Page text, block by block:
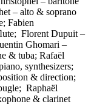
– alto & soprano
Fabien
Florent Dupuit –
Ghomari –
& tuba; Rafaël
synthesizers;
& direction;
Raphaël
& clarinet